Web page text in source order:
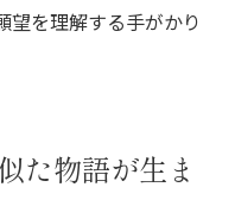
望を理解する手がかり
た物語が生ま